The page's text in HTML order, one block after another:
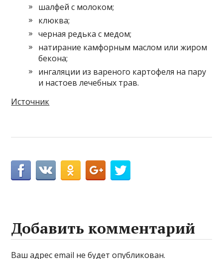
шалфей с молоком;
клюква;
черная редька с медом;
натирание камфорным маслом или жиром
бекона;
ингаляции из вареного картофеля на пару
и настоев лечебных трав.
Источник
Добавить комментарий
Ваш адрес email не будет опубликован.